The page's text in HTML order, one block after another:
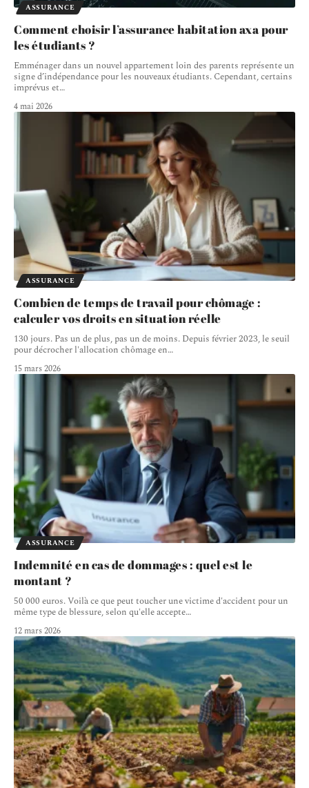
ASSURANCE
Comment choisir l’assurance habitation axa pour
les étudiants ?
Emménager dans un nouvel appartement loin des parents représente un
signe d’indépendance pour les nouveaux étudiants. Cependant, certains
imprévus et…
4 mai 2026
ASSURANCE
Combien de temps de travail pour chômage :
calculer vos droits en situation réelle
130 jours. Pas un de plus, pas un de moins. Depuis février 2023, le seuil
pour décrocher l'allocation chômage en…
15 mars 2026
ASSURANCE
Indemnité en cas de dommages : quel est le
montant ?
50 000 euros. Voilà ce que peut toucher une victime d'accident pour un
même type de blessure, selon qu'elle accepte…
12 mars 2026